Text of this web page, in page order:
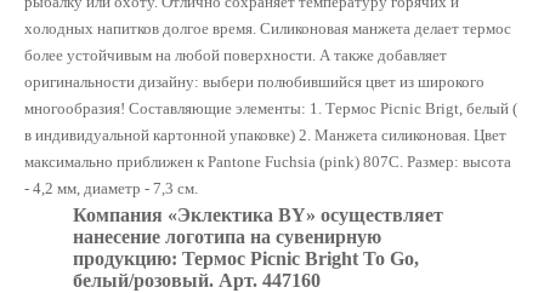
холодных напитков долгое время. Силиконовая манжета делает термос
более устойчивым на любой поверхности. А также добавляет
оригинальности дизайну: выбери полюбившийся цвет из широкого
многообразия! Составляющие элементы: 1. Термос Picnic Brigt, белый (
в индивидуальной картонной упаковке) 2. Манжета силиконовая. Цвет
максимально приближен к Pantone Fuchsia (pink) 807C. Размер: высота
- 4,2 мм, диаметр - 7,3 см.
Компания «Эклектика BY» осуществляет
нанесение логотипа на сувенирную
продукцию: Термос Picnic Bright To Go,
белый/розовый. Арт. 447160